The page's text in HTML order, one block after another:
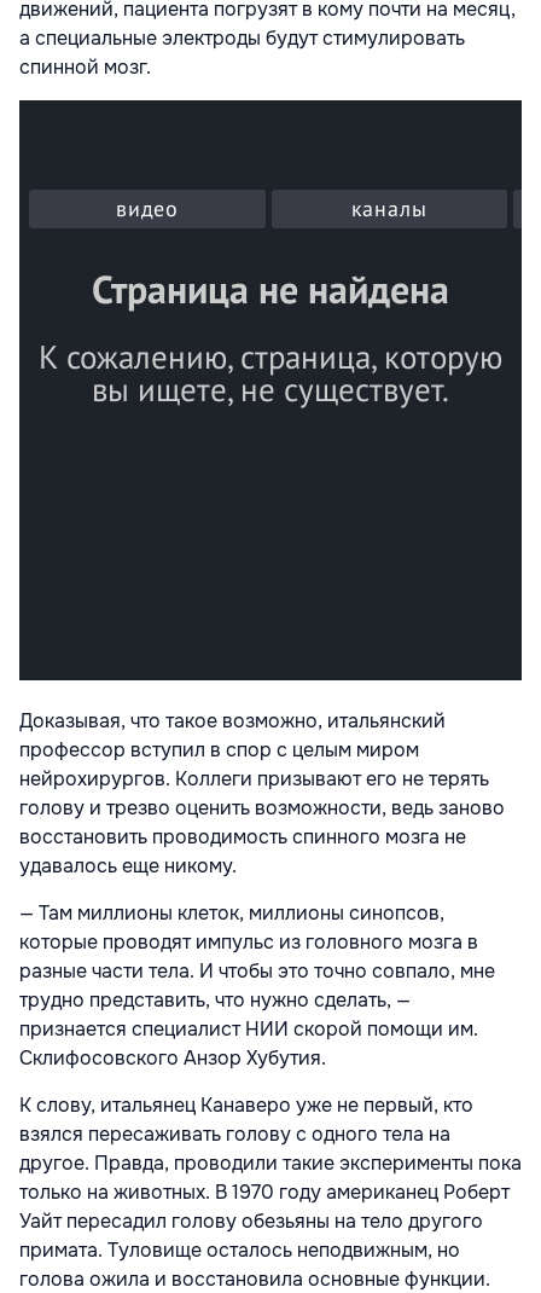
движений, пациента погрузят в кому почти на месяц,
а специальные электроды будут стимулировать
спинной мозг.
Доказывая, что такое возможно, итальянский
профессор вступил в спор с целым миром
нейрохирургов. Коллеги призывают его не терять
голову и трезво оценить возможности, ведь заново
восстановить проводимость спинного мозга не
удавалось еще никому.
— Там миллионы клеток, миллионы синопсов,
которые проводят импульс из головного мозга в
разные части тела. И чтобы это точно совпало, мне
трудно представить, что нужно сделать, —
признается специалист НИИ скорой помощи им.
Склифосовского Анзор Хубутия.
К слову, итальянец Канаверо уже не первый, кто
взялся пересаживать голову с одного тела на
другое. Правда, проводили такие эксперименты пока
только на животных. В 1970 году американец Роберт
Уайт пересадил голову обезьяны на тело другого
примата. Туловище осталось неподвижным, но
голова ожила и восстановила основные функции.